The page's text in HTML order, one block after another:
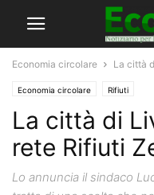
Economia circolare La città
Economia circolare Rifiuti
La città di
rete Rifiuti
Lo annuncia il sindaco